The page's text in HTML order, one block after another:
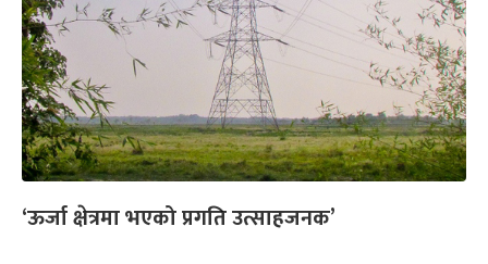
‘ऊर्जा क्षेत्रमा भएको प्रगति उत्साहजनक’